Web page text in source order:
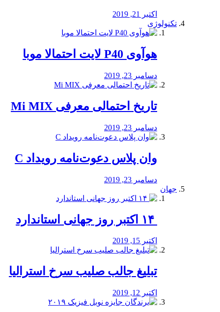
اکتبر 21, 2019
تکنولوژی
هوآوی P40 لایت احتمالا موبا
دسامبر 23, 2019
تاریخ احتمالی معرفی Mi MIX
دسامبر 23, 2019
وان پلاس دعوت‌نامه رویداد C
دسامبر 23, 2019
جهان
اکتبر 15, 2019
تبلیغ جالب صلیب سرخ استرالیا
اکتبر 12, 2019